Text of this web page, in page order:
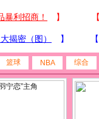
篮球 NBA 综合